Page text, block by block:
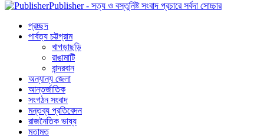
Publisher - সত্য ও বস্তুনিষ্ট সংবাদ প্রচারে সর্বদা সোচ্চার
প্রচ্ছদ
পার্বত্য চট্টগ্রাম
খাগড়াছড়ি
রাঙামাটি
বান্দরবান
অন্যান্য জেলা
আন্তর্জাতিক
সংগঠন সংবাদ
মন্তব্য প্রতিবেদন
রাজনৈতিক ভাষ্য
মতামত